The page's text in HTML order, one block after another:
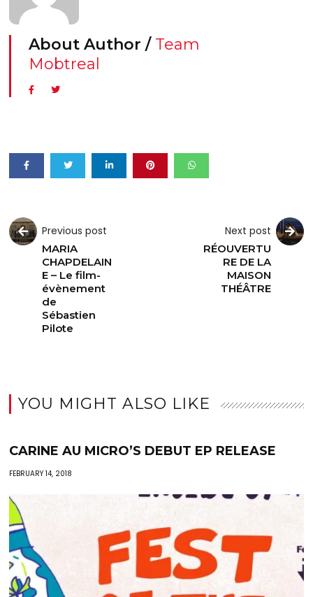
About Author / Team
Mobtreal
Previous post
MARIA
CHAPDELAIN
E – Le film-
évènement
de
Sébastien
Pilote
Next post
RÉOUVERTU
RE DE LA
MAISON
THÉÂTRE
YOU MIGHT ALSO LIKE
CARINE AU MICRO’S DEBUT EP RELEASE
FEBRUARY 14, 2018